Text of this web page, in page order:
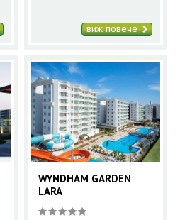
виж повече
WYNDHAM GARDEN
LARA